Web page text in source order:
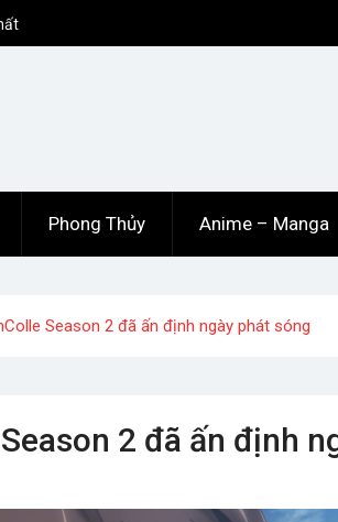
Phong Thủy Anime – Manga
Season 2 đã ấn định ngày phát sóng
2 đã ấn định